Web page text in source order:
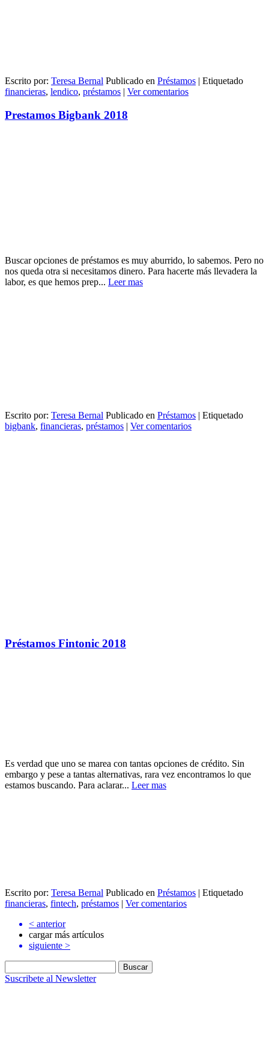
Escrito por: Teresa Bernal Publicado en Préstamos | Etiquetado
financieras, lendico, préstamos | Ver comentarios
Prestamos Bigbank 2018
Buscar opciones de préstamos es muy aburrido, lo sabemos. Pero no
nos queda otra si necesitamos dinero. Para hacerte más llevadera la
labor, es que hemos prep... Leer mas
Escrito por: Teresa Bernal Publicado en Préstamos
Etiquetado
bigbank, financieras, préstamos Ver comentarios
Préstamos Fintonic 2018
Es verdad que uno se marea con tantas opciones de crédito. Sin
embargo y pese a tantas alternativas, rara vez encontramos lo que
estamos buscando. Para aclarar... Leer mas
Escrito por: Teresa Bernal Publicado en Préstamos | Etiquetado
financieras, fintech, préstamos | Ver comentarios
< anterior
cargar más artículos
siguiente >
Suscribete al Newsletter